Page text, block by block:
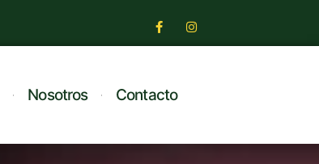
Nosotros Contacto